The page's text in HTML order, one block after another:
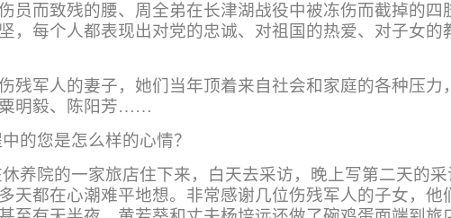
员而致残的腰、周全弟在长津湖战役中被冻伤而截掉的
，每个人都表现出对党的忠诚、对祖国的热爱、对子女
残军人的妻子，她们当年顶着来自社会和家庭的各种压
粟明毅、陈阳芳……
的您是怎么样的心情？
养院的一家旅店住下来，白天去采访，晚上写第二天的
天都在心潮难平地想。非常感谢几位伤残军人的子女，他